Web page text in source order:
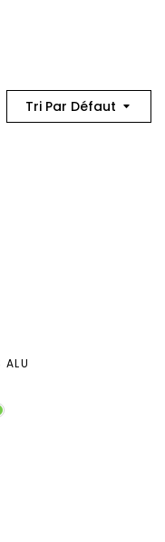
Tri Par Défaut
ALU